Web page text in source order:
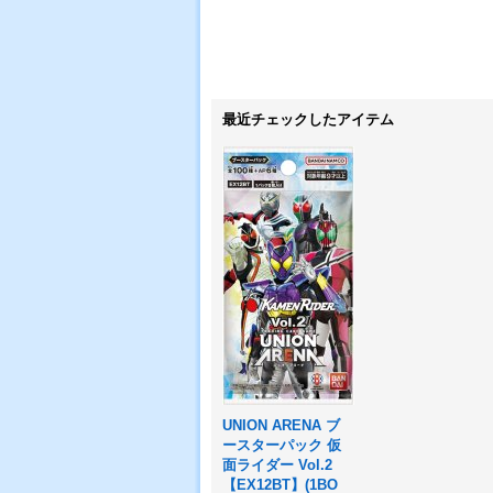
最近チェックしたアイテム
UNION ARENA ブ
ースターパック 仮
面ライダー Vol.2
【EX12BT】(1BO